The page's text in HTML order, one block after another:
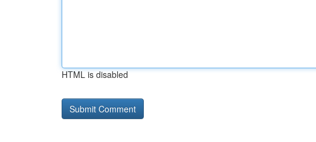
HTML is disabled